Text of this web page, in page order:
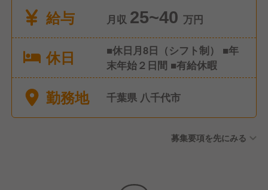
給与
月収 25~40 万円
休日
■休日月8日（シフト制） ■年
末年始２日間 ■有給休暇
勤務地 千葉県 八千代市
募集要項を先にみる